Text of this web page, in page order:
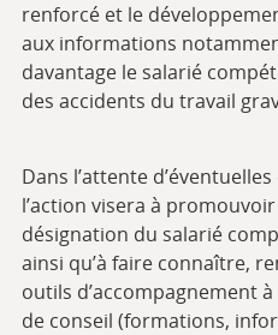
renforcé et le
aux informations
davantage le salarié
des accidents du travail
Dans l’attente
l’action visera à
désignation du salarié
ainsi qu’à faire connaître,
outils d’accompagnement
de conseil (formations,